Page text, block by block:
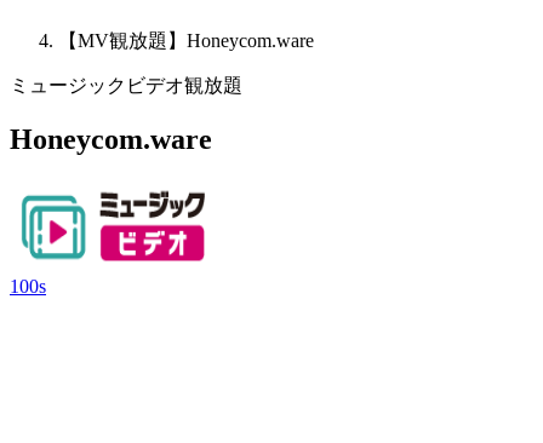
【MV観放題】Honeycom.ware
ミュージックビデオ観放題
Honeycom.ware
100s